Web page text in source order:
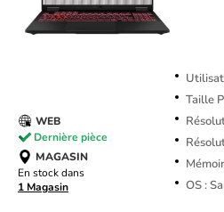
Taille
OS :
WEB
Dernière pièce
MAGASIN
En stock dans
1 Magasin